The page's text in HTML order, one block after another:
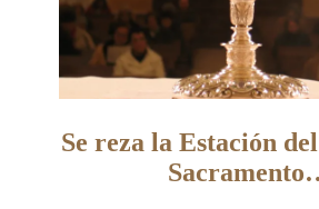
Se reza la Estación